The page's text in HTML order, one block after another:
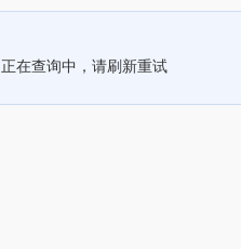
正在查询中，请刷新重试